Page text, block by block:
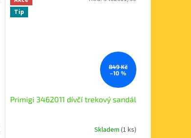
Tip
849 Kč
–10 %
Primigi 3462011 dívčí trekový sandál
Skladem (1 ks)